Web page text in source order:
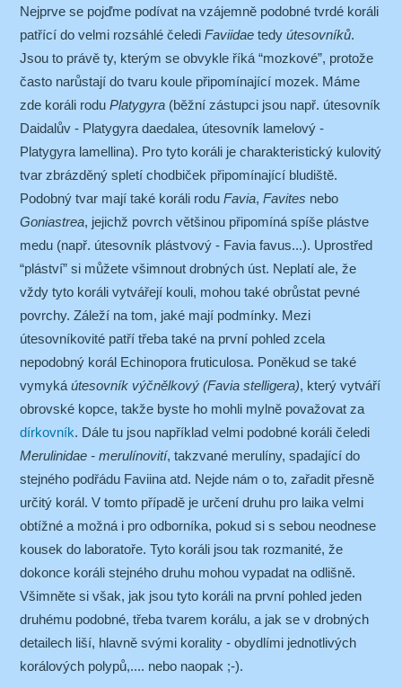
Nejprve se pojďme podívat na vzájemně podobné tvrdé koráli
patřící do velmi rozsáhlé čeledi Faviidae tedy útesovníků.
Jsou to právě ty, kterým se obvykle říká “mozkové”, protože
často narůstají do tvaru koule připomínající mozek. Máme
zde koráli rodu Platygyra (běžní zástupci jsou např. útesovník
Daidalův - Platygyra daedalea, útesovník lamelový -
Platygyra lamellina). Pro tyto koráli je charakteristický kulovitý
tvar zbrázděný spletí chodbiček připomínající bludiště.
Podobný tvar mají také koráli rodu Favia, Favites nebo
Goniastrea, jejichž povrch většinou připomíná spíše plástve
medu (např. útesovník plástvový - Favia favus...). Uprostřed
“pláství” si můžete všimnout drobných úst. Neplatí ale, že
vždy tyto koráli vytvářejí kouli, mohou také obrůstat pevné
povrchy. Záleží na tom, jaké mají podmínky. Mezi
útesovníkovité patří třeba také na první pohled zcela
nepodobný korál Echinopora fruticulosa. Poněkud se také
vymyká útesovník výčnělkový (Favia stelligera), který vytváří
obrovské kopce, takže byste ho mohli mylně považovat za
dírkovník. Dále tu jsou například velmi podobné koráli čeledi
Merulinidae - merulínovití, takzvané merulíny, spadající do
stejného podřádu Faviina atd. Nejde nám o to, zařadit přesně
určitý korál. V tomto případě je určení druhu pro laika velmi
obtížné a možná i pro odborníka, pokud si s sebou neodnese
kousek do laboratoře. Tyto koráli jsou tak rozmanité, že
dokonce koráli stejného druhu mohou vypadat na odlišně.
Všimněte si však, jak jsou tyto koráli na první pohled jeden
druhému podobné, třeba tvarem korálu, a jak se v drobných
detailech liší, hlavně svými korality - obydlími jednotlivých
korálových polypů,.... nebo naopak ;-).